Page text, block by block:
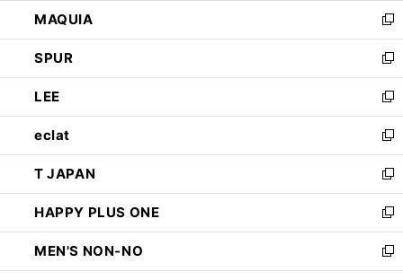
ド
ウ
で
開
く
ィ
ン
ド
ウ
で
開
く
し
い
ウ
ィ
ン
ド
ウ
で
開
く
MAQUIA
新
し
い
ウ
ィ
ン
ド
ウ
で
開
く
SPUR
新
し
い
ウ
ィ
ン
ド
ウ
で
開
く
LEE
新
し
い
ウ
ィ
ン
ド
ウ
で
開
eclat
新
し
い
ウ
ィ
ン
ド
ウ
T JAPAN
新
し
い
ウ
ィ
ン
HAPPY PLUS ONE
新
し
い
ウ
MEN'S NON-NO
新
し